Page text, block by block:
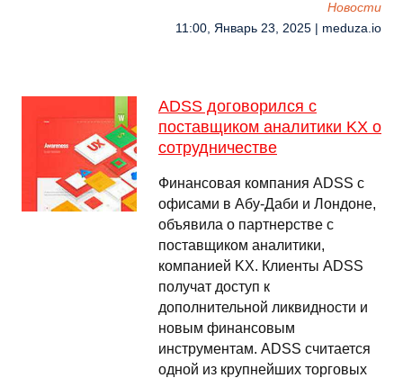
Новости
11:00, Январь 23, 2025 | meduza.io
ADSS договорился с
поставщиком аналитики KX о
сотрудничестве
Финансовая компания ADSS с
офисами в Абу-Даби и Лондоне,
объявила о партнерстве с
поставщиком аналитики,
компанией KX. Клиенты ADSS
получат доступ к
дополнительной ликвидности и
новым финансовым
инструментам. ADSS считается
одной из крупнейших торговых